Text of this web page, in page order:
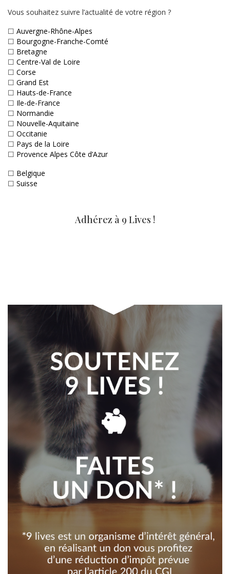
Vous souhaitez suivre l’actualité de votre région ?
☐ Auvergne-Rhône-Alpes
☐ Bourgogne-Franche-Comté
☐ Bretagne
☐ Centre-Val de Loire
☐ Corse
☐ Grand Est
☐ Hauts-de-France
☐ Ile-de-France
☐ Normandie
☐ Nouvelle-Aquitaine
☐ Occitanie
☐ Pays de la Loire
☐ Provence Alpes Côte d’Azur
☐ Belgique
☐ Suisse
Adhérez à 9 Lives !